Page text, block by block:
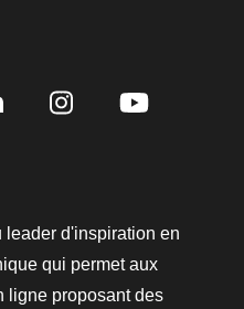
d'inspiration en
qui permet aux
ligne proposant des